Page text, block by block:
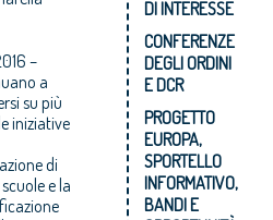
–
a
su più
iniziative
di
e la
DI INTERESSE
CONFERENZE
DEGLI ORDINI
E DCR
PROGETTO
EUROPA,
SPORTELLO
INFORMATIVO,
BANDI E